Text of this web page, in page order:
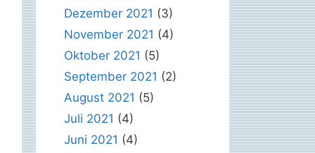
Dezember 2021 (3)
November 2021 (4)
Oktober 2021 (5)
September 2021 (2)
August 2021 (5)
Juli 2021 (4)
Juni 2021 (4)